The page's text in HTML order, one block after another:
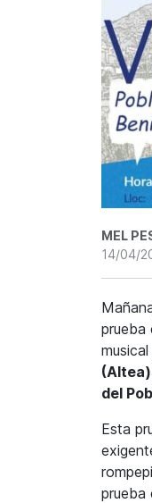
MEL
14/04/
prueba
del
Esta
prueba